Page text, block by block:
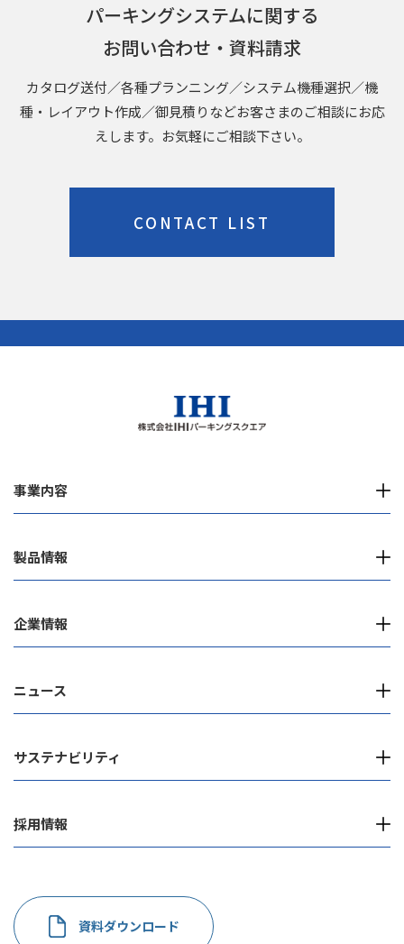
パーキングシステムに関する
お問い合わせ・資料請求
カタログ送付／各種プランニング／システム機種選択／機
種・レイアウト作成／御見積りなどお客さまのご相談にお応
えします。お気軽にご相談下さい。
CONTACT LIST
事業内容
製品情報
企業情報
ニュース
サステナビリティ
採用情報
資料ダウンロード